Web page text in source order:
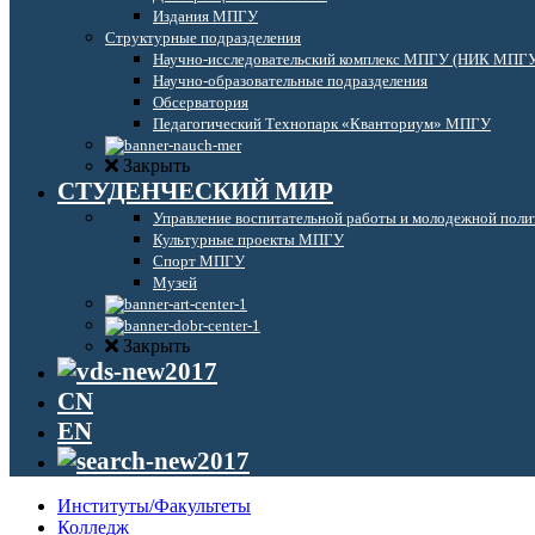
Издания МПГУ
Структурные подразделения
Научно-исследовательский комплекс МПГУ (НИК
Научно-образовательные подразделения
Обсерватория
Педагогический Технопарк «Кванториум» МПГУ
Закрыть
СТУДЕНЧЕСКИЙ МИР
Управление воспитательной работы и молодежной
Культурные проекты МПГУ
Спорт МПГУ
Музей
Закрыть
CN
EN
Институты/Факультеты
Колледж